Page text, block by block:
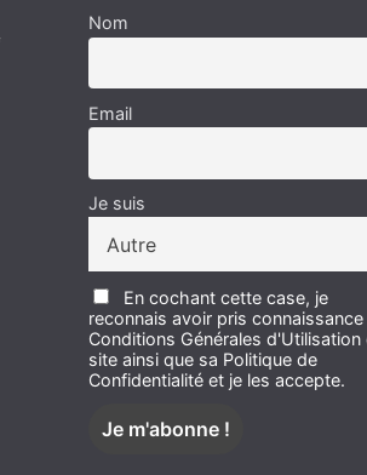
Nom
Email
Je suis
En cochant cette case, je
reconnais avoir pris connaissance
Conditions Générales d'Utilisation
site ainsi que sa Politique de
Confidentialité et je les accepte.